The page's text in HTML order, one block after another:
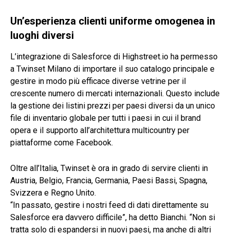
Un’esperienza clienti uniforme omogenea in
luoghi diversi
L’integrazione di Salesforce di Highstreet.io ha permesso
a Twinset Milano di importare il suo catalogo principale e
gestire in modo più efficace diverse vetrine per il
crescente numero di mercati internazionali. Questo include
la gestione dei listini prezzi per paesi diversi da un unico
file di inventario globale per tutti i paesi in cui il brand
opera e il supporto all’architettura multicountry per
piattaforme come Facebook.
Oltre all’Italia, Twinset è ora in grado di servire clienti in
Austria, Belgio, Francia, Germania, Paesi Bassi, Spagna,
Svizzera e Regno Unito.
“In passato, gestire i nostri feed di dati direttamente su
Salesforce era davvero difficile”, ha detto Bianchi. “Non si
tratta solo di espandersi in nuovi paesi, ma anche di altri